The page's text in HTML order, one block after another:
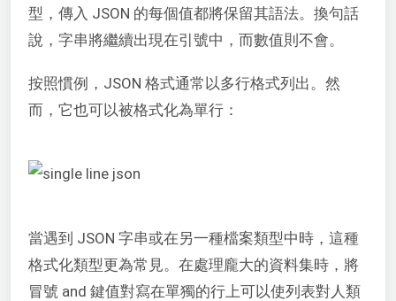
型，傳入 JSON 的每個值都將保留其語法。換句話
說，字串將繼續出現在引號中，而數值則不會。
按照慣例，JSON 格式通常以多行格式列出。然
而，它也可以被格式化為單行：
當遇到 JSON 字串或在另一種檔案類型中時，這種
格式化類型更為常見。在處理龐大的資料集時，將
冒號 and 鍵值對寫在單獨的行上可以使列表對人類